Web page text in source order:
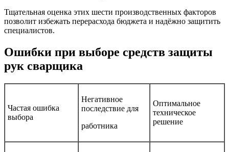
Тщательная оценка этих шести производственных факторов
позволит избежать перерасхода бюджета и надёжно защитить
специалистов.
Ошибки при выборе средств защиты
рук сварщика
Частая ошибка
выбора
Негативное
последствие для
работника
Оптимальное
техническое
решение